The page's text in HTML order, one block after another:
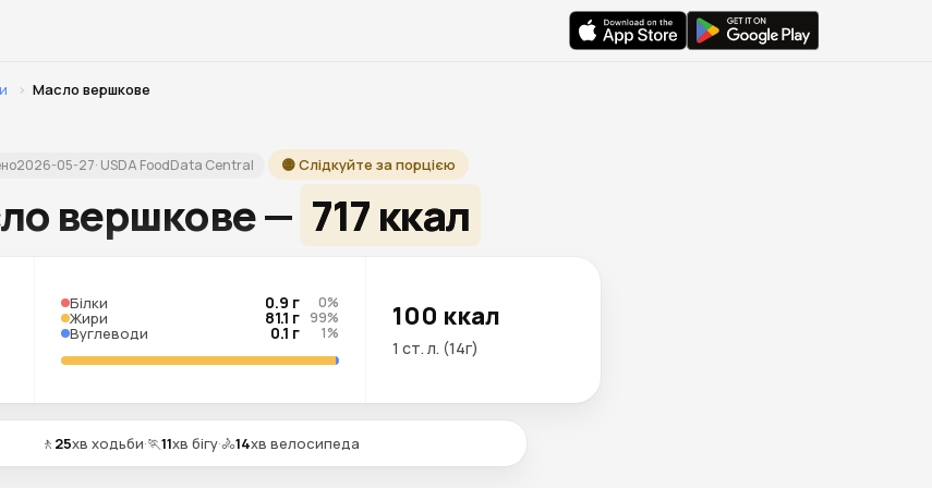
› Масло вершкове
2026-05-27· USDA FoodData Central 🟡 Слідкуйте за порцією
вершкове — 717 ккал
Білки 0.9 г 0%
Жири 81.1 г 99%
Вуглеводи 0.1 г 1%
100 ккал
1 ст. л. (14г)
🚶 25хв ходьби·🏃11хв бігу·🚴14хв велосипеда